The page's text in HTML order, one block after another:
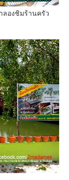
ลองชิมร้านครัว